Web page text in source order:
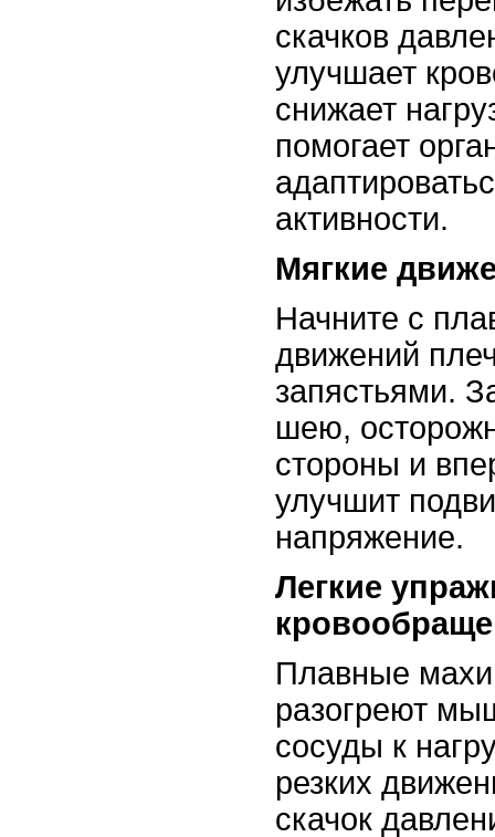
скачков
улучшает
снижает
помогает
активности.
Мягкие
Начните с
движений
запястьями.
шею,
стороны и
улучшит
напряжение.
Легкие
Плавные
разогреют
сосуды к
резких
скачок